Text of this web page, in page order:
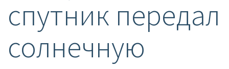
спутник передал
солнечную